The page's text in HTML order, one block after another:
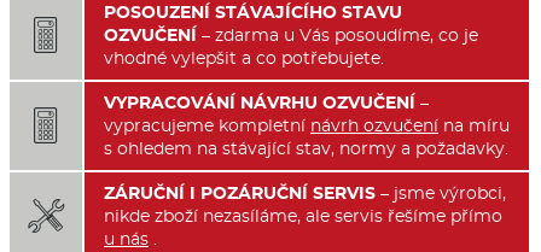

POSOUZENÍ STÁVAJÍCÍHO STAVU
OZVUČENÍ – zdarma u Vás posoudíme, co je
vhodné vylepšit a co potřebujete.

VYPRACOVÁNÍ NÁVRHU OZVUČENÍ –
vypracujeme kompletní návrh ozvučení na míru
s ohledem na stávající stav, normy a požadavky.

ZÁRUČNÍ I POZÁRUČNÍ SERVIS – jsme výrobci,
nikde zboží nezasíláme, ale servis řešíme přímo
u nás .